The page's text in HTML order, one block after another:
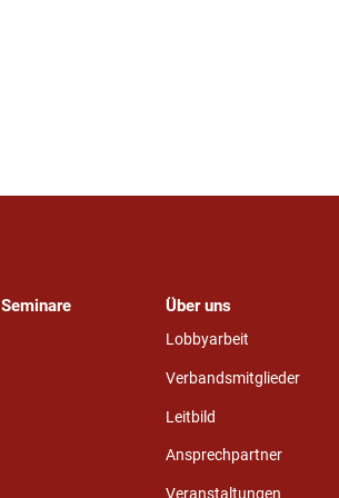
Seminare Über uns
Lobbyarbeit
Verbandsmitglieder
Leitbild
Ansprechpartner